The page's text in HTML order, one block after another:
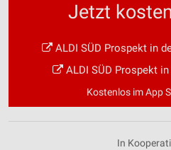
Jetzt
ALDI SÜD Prospekt in
ALDI SÜD Prospekt
Kostenlos im App
In